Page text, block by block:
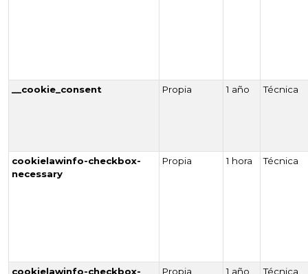
__cookie_consent Propia 1 año Técnica
cookielawinfo-checkbox-
necessary
Propia 1 hora Técnica
cookielawinfo-checkbox-
Propia 1 año Técnica